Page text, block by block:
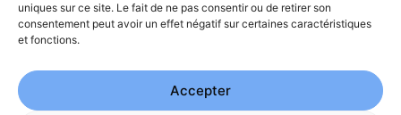
uniques sur ce site. Le fait de ne pas consentir ou de retirer son
consentement peut avoir un effet négatif sur certaines caractéristiques
et fonctions.
Accepter
Évènements
Video News